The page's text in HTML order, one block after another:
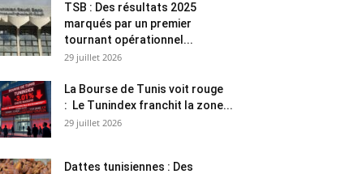
TSB : Des résultats 2025
marqués par un premier
tournant opérationnel...
29 juillet 2026
La Bourse de Tunis voit rouge
: Le Tunindex franchit la zone...
29 juillet 2026
Dattes tunisiennes : Des